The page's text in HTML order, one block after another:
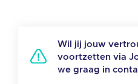
Wil jij jouw
voortzetten via
we graag in